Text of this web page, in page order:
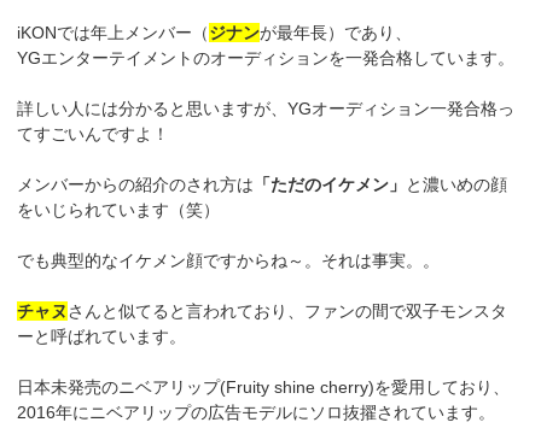
iKONでは年上メンバー（ジナンが最年長）であり、
YGエンターテイメントのオーディションを一発合格しています。
詳しい人には分かると思いますが、YGオーディション一発合格っ
てすごいんですよ！
メンバーからの紹介のされ方は 「ただのイケメン」 と濃いめの顔
をいじられています（笑）
でも典型的なイケメン顔ですからね～。それは事実。。
チャヌさんと似てると言われており、ファンの間で双子モンスタ
ーと呼ばれています。
日本未発売のニベアリップ(Fruity shine cherry)を愛用しており、
2016年にニベアリップの広告モデルにソロ抜擢されています。